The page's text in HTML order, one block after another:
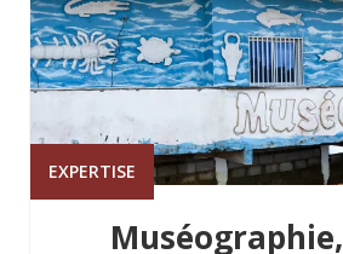
EXPERTISE
Muséographie,